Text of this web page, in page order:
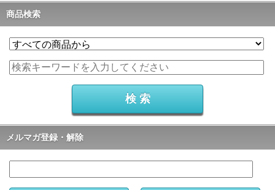
商品検索
メルマガ登録・解除